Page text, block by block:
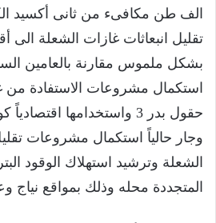
الف طن مكافىء من ثانى أكسيد
تقليل انبعاثات غازات الشعلة
بشكل ملموس مقارنة بالعامين
استكمال مشروعات الاستفادة من
حقول بدر 3 واستخدامها
وجار حالياً استكمال مشروعات
الشعلة وترشيد استهلاك الوقود
المتجددة محله وذلك بمواقع نياج